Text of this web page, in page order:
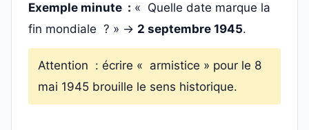
Exemple minute : « Quelle date marque la
fin mondiale ? » → 2 septembre 1945.
Attention : écrire « armistice » pour le 8
mai 1945 brouille le sens historique.